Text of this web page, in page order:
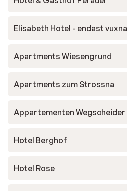
Elisabeth Hotel - endast vuxna
Apartments Wiesengrund
Apartments zum Strossna
Appartementen Wegscheider
Hotel Berghof
Hotel Rose